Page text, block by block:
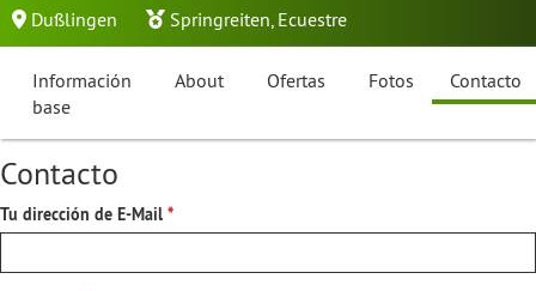
Dußlingen Springreiten, Ecuestre
Información
base
About Ofertas Fotos Contacto
Contacto
Tu dirección de E-Mail